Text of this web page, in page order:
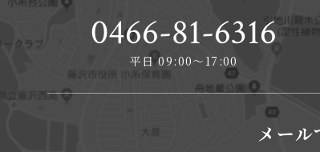
0466-81-6316
平日 09:00〜17:00
メー